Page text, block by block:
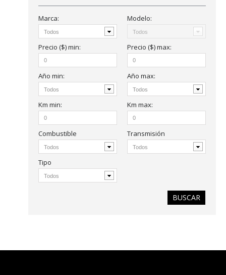
Marca: Modelo:
Precio ($)min: Precio ($)max:
Año min: Año max:
Km min: Km max:
Combustible Transmisión
Tipo